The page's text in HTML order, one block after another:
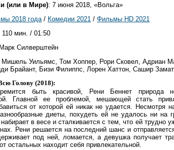
(или в Мире): 7 июня 2018, «Вольга»
2018 года/ Комедии 2021 / Фильмы HD 2021
110 мин. / 01:50
Силверштейн
Уильямс, Том Хоппер, Рори Сковел, Адриан
Брайант, Бизи Филиппс, Лорен Хаттон, Сашир
Голову (2018):
быть красивой, Рени Беннет природа
Главной ее проблемой, мешающей стать
от которой ей никак не удается. Несмотря
диеты, похудеть ей не удалось ни на
в весе и сталкивается с тем, что ей трудно
Рени решается на последний шанс и
под ней, ломается, а девушка получает
остальных находит себя привлекательной.